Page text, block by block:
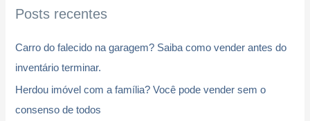
u
s
a
r
p
Posts recentes
Carro do falecido na garagem? Saiba como vender antes do
inventário terminar.
Herdou imóvel com a família? Você pode vender sem o
consenso de todos